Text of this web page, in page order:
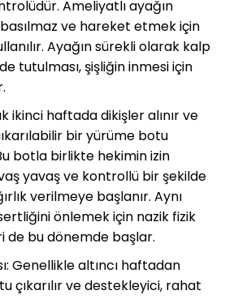
Ameliyatlı ayağın
ve hareket etmek için
Ayağın sürekli olarak kalp
tutulması, şişliğin inmesi için
ikinci haftada dikişler alınır ve
bir yürüme botu
botla birlikte hekimin izin
yavaş ve kontrollü bir şekilde
verilmeye başlanır. Aynı
önlemek için nazik fizik
de bu dönemde başlar.
Genellikle altıncı haftadan
çıkarılır ve destekleyici, rahat